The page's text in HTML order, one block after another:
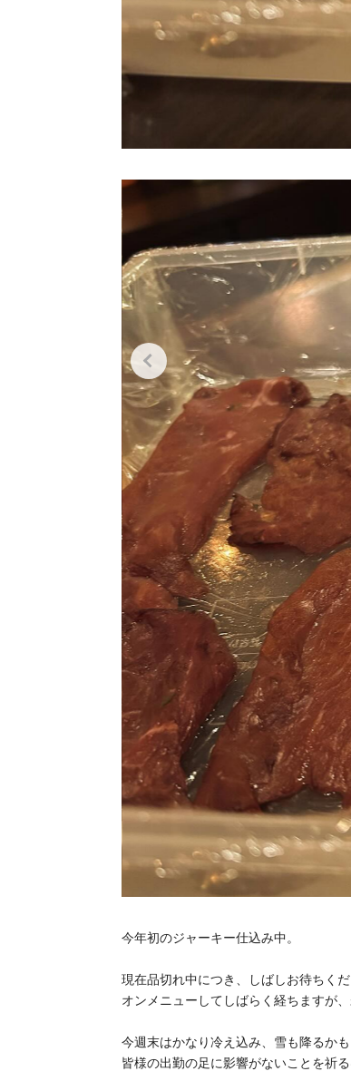
今年初のジャーキー仕込み中。
現在品切れ中につき、しばしお待ちくだ
オンメニューしてしばらく経ちますが
今週末はかなり冷え込み、雪も降るかも
皆様の出勤の足に影響がないことを祈る